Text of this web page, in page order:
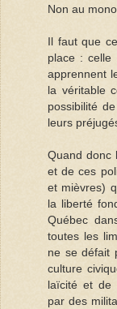
Non au
Il faut que
place : celle
apprennent
la véritable
possibilité
leurs
Quand donc
et de ces
et mièvres)
la liberté
Québec
toutes les
ne se défait
culture
laïcité et de
par des